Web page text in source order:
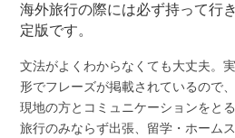
海外旅行の際には必ず持って行
定版です。
文法がよくわからなくても大丈夫。
形でフレーズが掲載されているので
現地の方とコミュニケーションをと
旅行のみならず出張、留学・ホーム